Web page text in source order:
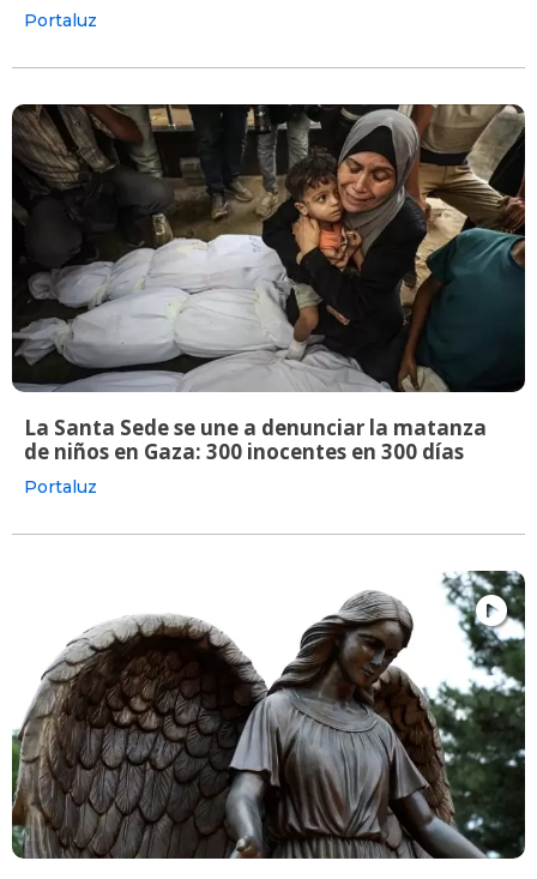
Portaluz
La Santa Sede se une a denunciar la matanza
de niños en Gaza: 300 inocentes en 300 días
Portaluz